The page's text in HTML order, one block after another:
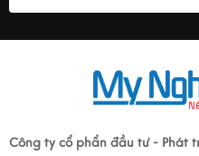
Công ty cổ phẩn đầu tư - Phát